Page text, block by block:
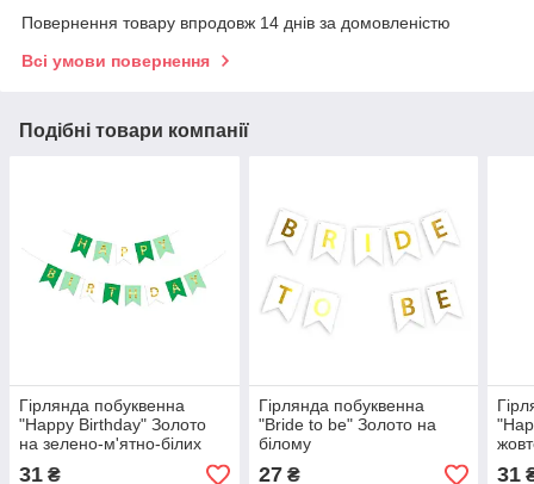
Повернення товару впродовж 14 днів за домовленістю
Всі умови повернення
Подібні товари компанії
Гірлянда побуквенна
"Happy Birthday" Золото
на зелено-м'ятно-білих
прапорцях
31 ₴
Гірлянда побуквенна
"Bride to be" Золото на
білому
27₴ 31